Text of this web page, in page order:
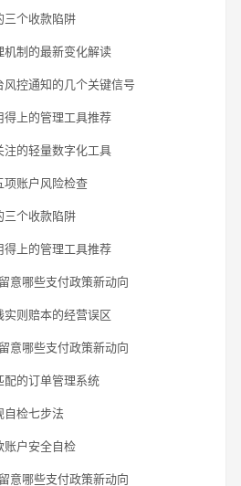
三个收款陷阱
机制的最新变化解读
风控通知的几个关键信号
得上的管理工具推荐
注的轻量数字化工具
项账户风险检查
三个收款陷阱
得上的管理工具推荐
意哪些支付政策新动向
实则赔本的经营误区
意哪些支付政策新动向
配的订单管理系统
自检七步法
账户安全自检
意哪些支付政策新动向